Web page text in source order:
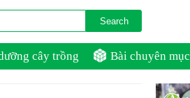
cây trồng Bài chuyên mục